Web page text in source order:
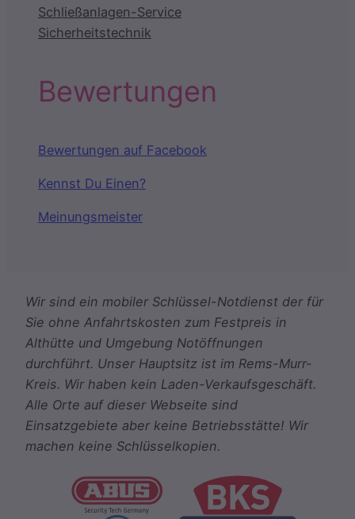
Schließanlagen-Service
Sicherheitstechnik
Bewertungen
Bewertungen auf Facebook
Kennst Du Einen?
Meinungsmeister
Wir sind ein mobiler Schlüssel-Notdienst der für
Sie ohne Anfahrtskosten zum Festpreis in
Althütte und Umgebung Notöffnungen
durchführt. Unser Hauptsitz ist im Rems-Murr-
Kreis. Wir haben kein Laden-Verkaufsgeschäft.
Alle Orte auf dieser Webseite sind
Einsatzgebiete aber keine Betriebsstätte! Wir
machen keine Schlüsselkopien.